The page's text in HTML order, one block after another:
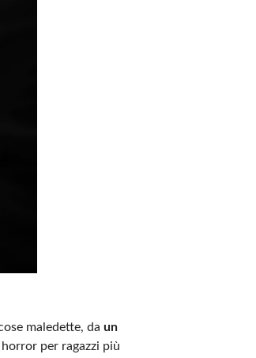
maledette, da un
per ragazzi più